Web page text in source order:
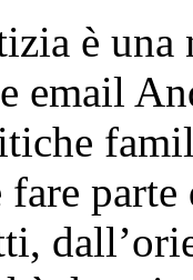
è
email
fare